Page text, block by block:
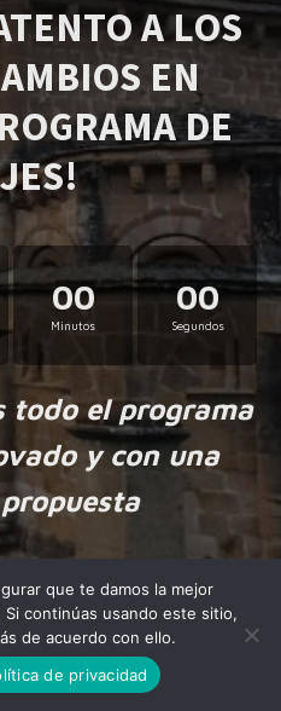
A LOS
EN
DE
00
Minutos
00
Segundos
todo el programa
y con una
with love.
que te damos la mejor
continúas usando este sitio,
de acuerdo con ello.
de privacidad